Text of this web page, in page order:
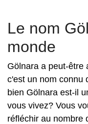
Le nom
monde
Gölnara a peut-être
c'est un nom connu
bien Gölnara est-il
vous vivez? Vous
réfléchir au nombre